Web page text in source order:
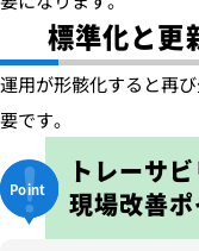
標準化と更
運用が形骸化すると再
要です。
トレーサ
現場改善